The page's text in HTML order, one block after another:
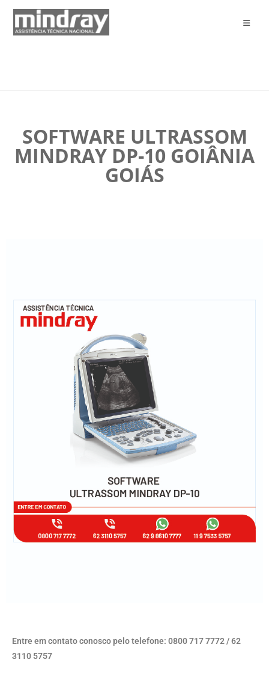
SOFTWARE ULTRASSOM
MINDRAY DP-10 GOIÂNIA
GOIÁS
Entre em contato conosco pelo telefone: 0800 717 7772 / 62
3110 5757